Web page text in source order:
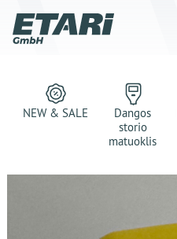
NEW & SALE
Dangos
storio
matuoklis